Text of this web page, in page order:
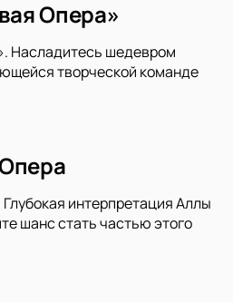
Опера»
Насладитесь шедевром
творческой команде
интерпретация Аллы
шанс стать частью этого